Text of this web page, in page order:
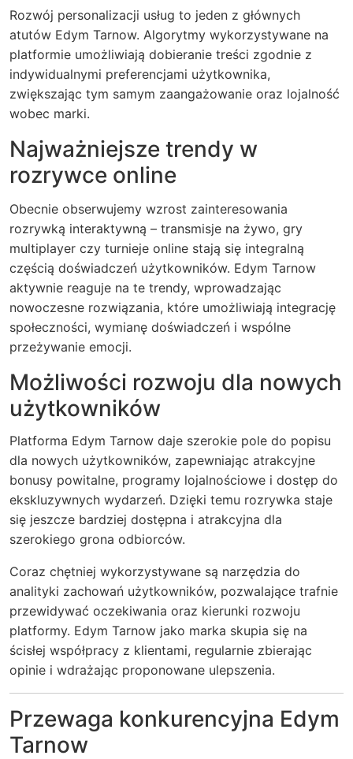
Rozwój personalizacji usług to jeden z głównych
atutów Edym Tarnow. Algorytmy wykorzystywane na
platformie umożliwiają dobieranie treści zgodnie z
indywidualnymi preferencjami użytkownika,
zwiększając tym samym zaangażowanie oraz lojalność
wobec marki.
Najważniejsze trendy w
rozrywce online
Obecnie obserwujemy wzrost zainteresowania
rozrywką interaktywną – transmisje na żywo, gry
multiplayer czy turnieje online stają się integralną
częścią doświadczeń użytkowników. Edym Tarnow
aktywnie reaguje na te trendy, wprowadzając
nowoczesne rozwiązania, które umożliwiają integrację
społeczności, wymianę doświadczeń i wspólne
przeżywanie emocji.
Możliwości rozwoju dla nowych
użytkowników
Platforma Edym Tarnow daje szerokie pole do popisu
dla nowych użytkowników, zapewniając atrakcyjne
bonusy powitalne, programy lojalnościowe i dostęp do
ekskluzywnych wydarzeń. Dzięki temu rozrywka staje
się jeszcze bardziej dostępna i atrakcyjna dla
szerokiego grona odbiorców.
Coraz chętniej wykorzystywane są narzędzia do
analityki zachowań użytkowników, pozwalające trafnie
przewidywać oczekiwania oraz kierunki rozwoju
platformy. Edym Tarnow jako marka skupia się na
ścisłej współpracy z klientami, regularnie zbierając
opinie i wdrażając proponowane ulepszenia.
Przewaga konkurencyjna Edym
Tarnow